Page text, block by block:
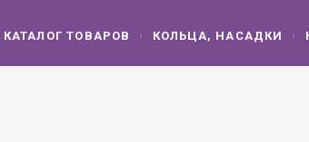
КАТАЛОГ ТОВАРОВ КОЛЬЦА, НАСАДКИ